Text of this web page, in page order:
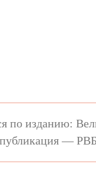
по изданию:
—